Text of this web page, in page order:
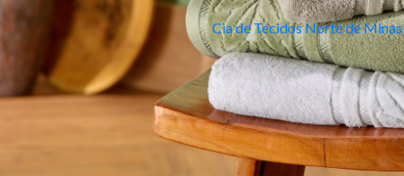
Cia de Tecidos Norte de Minas